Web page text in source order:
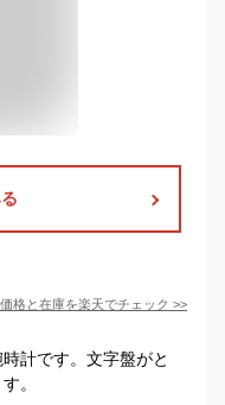
価格と在庫を楽天でチェック >>
計です。文字盤がと
。